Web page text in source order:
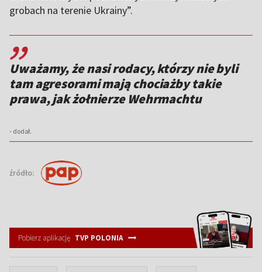
grobach na terenie Ukrainy”.
,,
Uważamy, że nasi rodacy, którzy nie byli
tam agresorami mają chociażby takie
prawa, jak żołnierze Wehrmachtu
- dodał.
źródło:
Pobierz aplikację TVP POLONIA